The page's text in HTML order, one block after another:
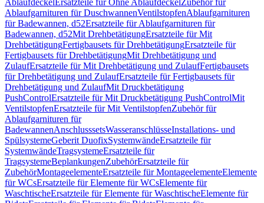
AblaufdeckelErsatzteile für Ohne AblaufdeckelZubehör für
Ablaufgarnituren für DuschwannenVentilstopfenAblaufgarnituren
für Badewannen, d52Ersatzteile für Ablaufgarnituren für
Badewannen, d52Mit DrehbetätigungErsatzteile für Mit
DrehbetätigungFertigbausets für DrehbetätigungErsatzteile für
Fertigbausets für DrehbetätigungMit Drehbetätigung und
ZulaufErsatzteile für Mit Drehbetätigung und ZulaufFertigbausets
für Drehbetätigung und ZulaufErsatzteile für Fertigbausets für
Drehbetätigung und ZulaufMit Druckbetätigung
PushControlErsatzteile für Mit Druckbetätigung PushControlMit
VentilstopfenErsatzteile für Mit VentilstopfenZubehör für
Ablaufgarnituren für
BadewannenAnschlusssetsWasseranschlüsseInstallations- und
SpülsystemeGeberit DuofixSystemwändeErsatzteile für
SystemwändeTragsystemeErsatzteile für
TragsystemeBeplankungenZubehörErsatzteile für
ZubehörMontageelementeErsatzteile für MontageelementeElemente
für WCsErsatzteile für Elemente für WCsElemente für
WaschtischeErsatzteile für Elemente für WaschtischeElemente für